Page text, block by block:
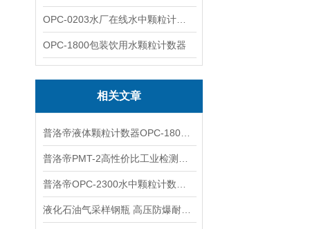
OPC-1800包装饮用水颗粒计数器
相关文章